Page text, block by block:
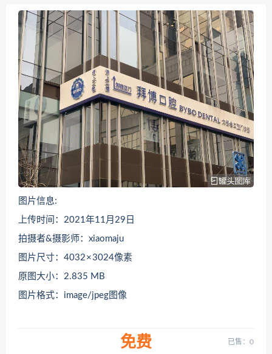
图片信息:
上传时间：2021年11月29日
拍摄者&摄影师：xiaomaju
图片尺寸：4032 × 3024像素
原图大小：2.835 MB
图片格式：image/jpeg图像
免费 已售：0